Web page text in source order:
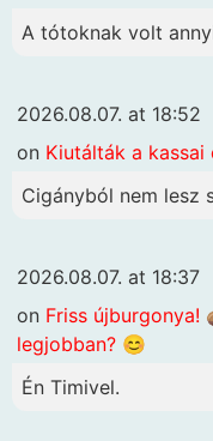
A tótoknak volt
2026.08.07. at 18:52
on Kiutálták a kassai
Cigányból nem lesz
2026.08.07. at 18:37
on Friss újburgonya!
legjobban? 😊
Én Timivel.